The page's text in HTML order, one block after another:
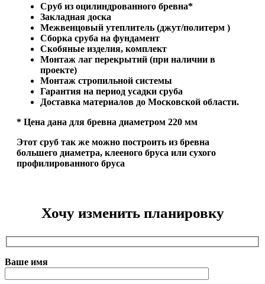
Сруб из оцилиндрованного бревна*
Закладная доска
Межвенцовый утеплитель (джут/политерм )
Сборка сруба на фундамент
Скобяные изделия, комплект
Монтаж лаг перекрытий (при наличии в
проекте)
Монтаж стропильной системы
Гарантия на период усадки сруба
Доставка материалов до Московской области.
* Цена дана для бревна диаметром 220 мм
Этот сруб так же можно построить из бревна
большего диаметра, клееного бруса или сухого
профилированного бруса
Хочу изменить планировку
Ваше имя